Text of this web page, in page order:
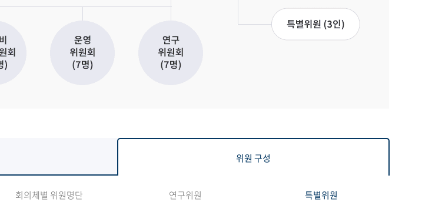
위원 구성
회의체별 위원명단 연구위원 특별위원